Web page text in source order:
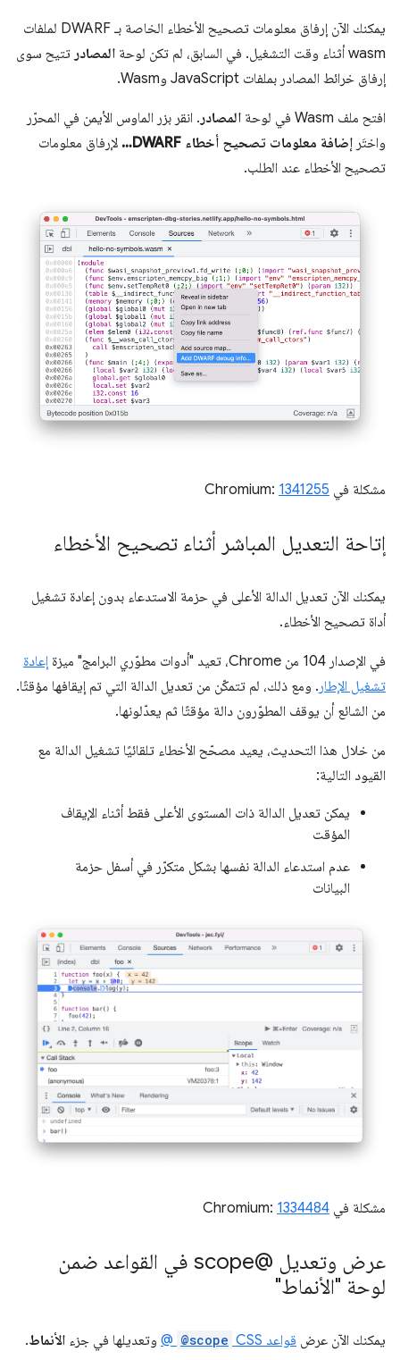
يمكنك الآن إرفاق معلومات تصحيح الأخطاء الخاصة بـ DWARF لملفات
wasm أثناء وقت التشغيل. في السابق، لم تكن لوحة
المصادر تتيح سوى
إرفاق خرائط المصادر بملفات JavaScript وWasm.
افتح ملف Wasm في لوحة المصادر . انقر بزر الماوس الأيمن في المحرّر
واختَر إضافة معلومات تصحيح أخطاء DWARF…
لإرفاق معلومات
تصحيح الأخطاء عند الطلب.
مشكلة في Chromium: 1341255
إتاحة التعديل المباشر أثناء تصحيح الأخطاء
يمكنك الآن تعديل الدالة الأعلى في حزمة الاستدعاء بدون إعادة تشغيل
أداة تصحيح الأخطاء.
في الإصدار 104 من Chrome، تعيد "أدوات مطوّري البرامج" ميزة
إعادة
تشغيل الإطار . ومع ذلك، لم تتمكّن من تعديل الدالة التي تم إيقافها مؤقتًا.
من الشائع أن يوقف المطوّرون دالة مؤقتًا ثم يعدّلونها.
من خلال هذا التحديث، يعيد مصحّح الأخطاء تلقائيًا تشغيل الدالة مع
القيود التالية:
يمكن تعديل الدالة ذات المستوى الأعلى فقط أثناء الإيقاف
المؤقت
عدم استدعاء الدالة نفسها بشكل متكرّر في أسفل حزمة
البيانات
مشكلة في Chromium: 1334484
عرض وتعديل @scope في القواعد ضمن
لوحة "الأنماط"
يمكنك الآن عرض قواعد CSS @scope
@ وتعديلها في جزء الأنماط.